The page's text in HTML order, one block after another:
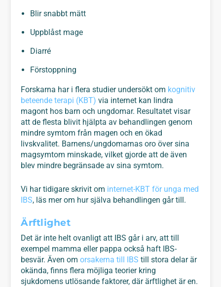
Blir snabbt mätt
Uppblåst mage
Diarré
Förstoppning
Forskarna har i flera studier undersökt om kognitiv
beteende terapi (KBT) via internet kan lindra
magont hos barn och ungdomar. Resultatet visar
att de flesta blivit hjälpta av behandlingen genom
mindre symtom från magen och en ökad
livskvalitet. Barnens/ungdomarnas oro över sina
magsymtom minskade, vilket gjorde att de även
blev mindre begränsade av sina symtom.
Vi har tidigare skrivit om internet-KBT för unga med
IBS, läs mer om hur själva behandlingen går till.
Ärftlighet
Det är inte helt ovanligt att IBS går i arv, att till
exempel mamma eller pappa också haft IBS-
besvär. Även omorsakerna till IBS till stora delar är
okända, finns flera möjliga teorier kring
sjukdomens utlösande faktorer, där ärftlighet är en.